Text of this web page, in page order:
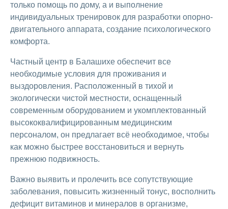
только помощь по дому, а и выполнение
индивидуальных тренировок для разработки опорно-
двигательного аппарата, создание психологического
комфорта.
Частный центр в Балашихе обеспечит все
необходимые условия для проживания и
выздоровления. Расположенный в тихой и
экологически чистой местности, оснащенный
современным оборудованием и укомплектованный
высококвалифицированным медицинским
персоналом, он предлагает всё необходимое, чтобы
как можно быстрее восстановиться и вернуть
прежнюю подвижность.
Важно выявить и пролечить все сопутствующие
заболевания, повысить жизненный тонус, восполнить
дефицит витаминов и минералов в организме,